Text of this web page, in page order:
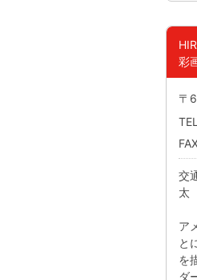
彩
〒
交
太
ア
と
を
ダ